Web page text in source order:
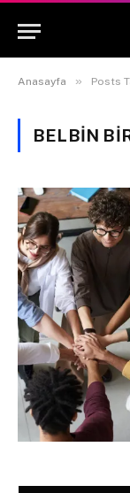
Anasayfa » Posts
BELBIN